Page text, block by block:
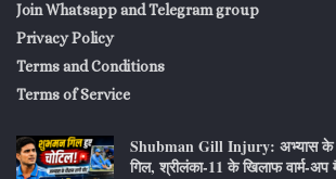
Join Whatsapp and Telegram group
Privacy Policy
Terms and Conditions
Terms of Service
Shubman Gill Injury: अभ्यास के
गिल, श्रीलंका-11 के खिलाफ वार्म-अप